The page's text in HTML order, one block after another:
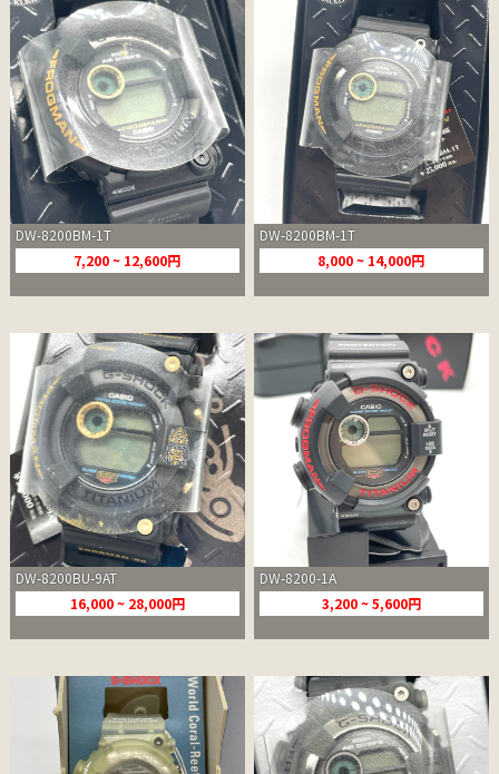
DW-8200BM-1T
7,200 ~ 12,600円
DW-8200BM-1T
8,000 ~ 14,000円
DW-8200BU-9AT
16,000 ~ 28,000円
DW-8200-1A
3,200 ~ 5,600円